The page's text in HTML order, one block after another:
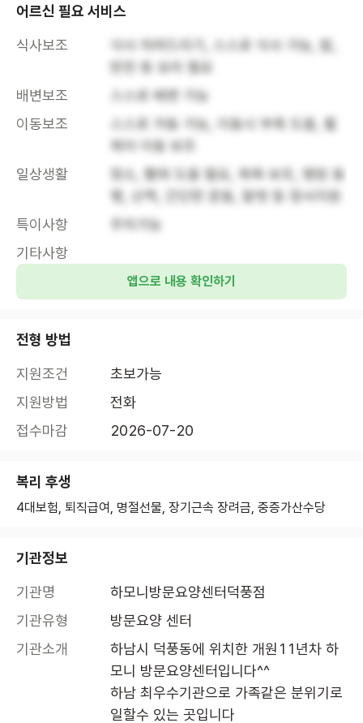
어르신 필요 서비스
식사보조
식사 차려드리기, 스스로 식사 가능, 밥,
반찬 등 요리 필요
배변보조
스스로 배변 가능
이동보조
스스로 거동 가능, 이동시 부축 도움, 휠
체어 이동 보조
일상생활
청소, 빨래 도움 필요, 목욕 보조, 병원 동
행, 산책, 간단한 운동, 말벗 등 정서지원
특이사항
주차가능
기타사항
앱으로 내용 확인하기
전형 방법
지원조건
초보가능
지원방법
전화
접수마감
2026-07-20
복리 후생
4대보험, 퇴직급여, 명절선물, 장기근속 장려금, 중증가산수당
기관정보
기관명
하모니방문요양센터덕풍점
기관유형
방문요양 센터
기관소개
하남시 덕풍동에 위치한 개원11년차 하
모니 방문요양센터입니다^^
하남 최우수기관으로 가족같은 분위기로
일할수 있는 곳입니다